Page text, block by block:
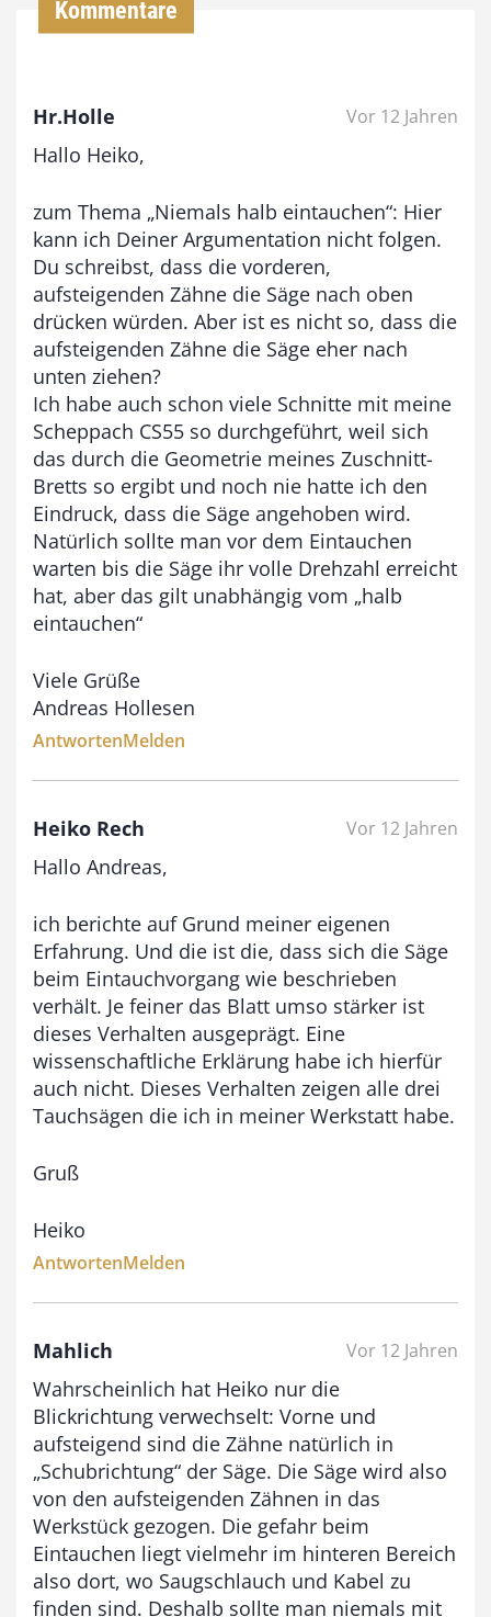
3
,
0
0
€
Kommentare
Hr.Holle Vor 12 Jahren
Hallo Heiko,
zum Thema „Niemals halb eintauchen“: Hier
kann ich Deiner Argumentation nicht folgen.
Du schreibst, dass die vorderen,
aufsteigenden Zähne die Säge nach oben
drücken würden. Aber ist es nicht so, dass die
aufsteigenden Zähne die Säge eher nach
unten ziehen?
Ich habe auch schon viele Schnitte mit meine
Scheppach CS55 so durchgeführt, weil sich
das durch die Geometrie meines Zuschnitt-
Bretts so ergibt und noch nie hatte ich den
Eindruck, dass die Säge angehoben wird.
Natürlich sollte man vor dem Eintauchen
warten bis die Säge ihr volle Drehzahl erreicht
hat, aber das gilt unabhängig vom „halb
eintauchen“
Viele Grüße
Andreas Hollesen
AntwortenMelden
Heiko Rech Vor 12 Jahren
Hallo Andreas,
ich berichte auf Grund meiner eigenen
Erfahrung. Und die ist die, dass sich die Säge
beim Eintauchvorgang wie beschrieben
verhält. Je feiner das Blatt umso stärker ist
dieses Verhalten ausgeprägt. Eine
wissenschaftliche Erklärung habe ich hierfür
auch nicht. Dieses Verhalten zeigen alle drei
Tauchsägen die ich in meiner Werkstatt habe.
Gruß
Heiko
AntwortenMelden
Mahlich Vor 12 Jahren
Wahrscheinlich hat Heiko nur die
Blickrichtung verwechselt: Vorne und
aufsteigend sind die Zähne natürlich in
„Schubrichtung“ der Säge. Die Säge wird also
von den aufsteigenden Zähnen in das
Werkstück gezogen. Die gefahr beim
Eintauchen liegt vielmehr im hinteren Bereich
also dort, wo Saugschlauch und Kabel zu
finden sind. Deshalb sollte man niemals mit